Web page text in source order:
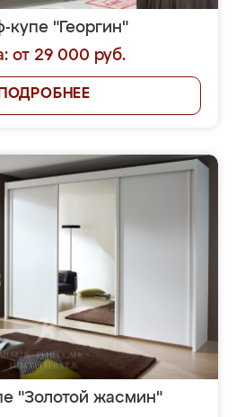
купе "Георгин"
от 29 000 руб.
ПОДРОБНЕЕ
"Золотой жасмин"